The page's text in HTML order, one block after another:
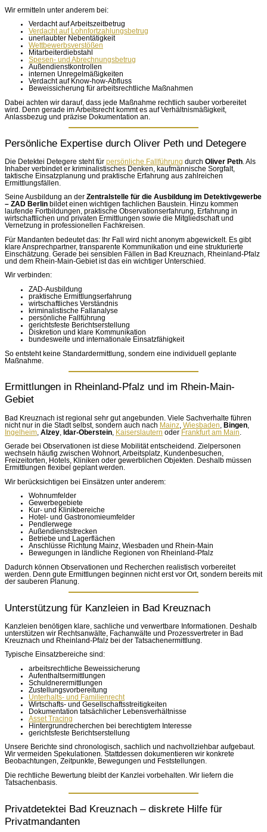
Wir ermitteln unter anderem bei:
Verdacht auf Arbeitszeitbetrug
Verdacht auf Lohnfortzahlungsbetrug
unerlaubter Nebentätigkeit
Wettbewerbsverstößen
Mitarbeiterdiebstahl
Spesen- und Abrechnungsbetrug
Außendienstkontrollen
internen Unregelmäßigkeiten
Verdacht auf Know-how-Abfluss
Beweissicherung für arbeitsrechtliche Maßnahmen
Dabei achten wir darauf, dass jede Maßnahme rechtlich sauber vorbereitet
wird. Denn gerade im Arbeitsrecht kommt es auf Verhältnismäßigkeit,
Anlassbezug und präzise Dokumentation an.
Persönliche Expertise durch Oliver Peth und Detegere
Die Detektei Detegere steht für persönliche Fallführung durch Oliver Peth . Als
Inhaber verbindet er kriminalistisches Denken, kaufmännische Sorgfalt,
taktische Einsatzplanung und praktische Erfahrung aus zahlreichen
Ermittlungsfällen.
Seine Ausbildung an der Zentralstelle für die Ausbildung im Detektivgewerbe
– ZAD Berlin bildet einen wichtigen fachlichen Baustein. Hinzu kommen
laufende Fortbildungen, praktische Observationserfahrung, Erfahrung in
wirtschaftlichen und privaten Ermittlungen sowie die Mitgliedschaft und
Vernetzung in professionellen Fachkreisen.
Für Mandanten bedeutet das: Ihr Fall wird nicht anonym abgewickelt. Es gibt
klare Ansprechpartner, transparente Kommunikation und eine strukturierte
Einschätzung. Gerade bei sensiblen Fällen in Bad Kreuznach, Rheinland-Pfalz
und dem Rhein-Main-Gebiet ist das ein wichtiger Unterschied.
Wir verbinden:
ZAD-Ausbildung
praktische Ermittlungserfahrung
wirtschaftliches Verständnis
kriminalistische Fallanalyse
persönliche Fallführung
gerichtsfeste Berichtserstellung
Diskretion und klare Kommunikation
bundesweite und internationale Einsatzfähigkeit
So entsteht keine Standardermittlung, sondern eine individuell geplante
Maßnahme.
Ermittlungen in Rheinland-Pfalz und im Rhein-Main-
Gebiet
Bad Kreuznach ist regional sehr gut angebunden. Viele Sachverhalte führen
nicht nur in die Stadt selbst, sondern auch nach Mainz Wiesbaden Bingen
Ingelheim Alzey Idar-Oberstein Kaiserslautern oder Frankfurt am Main
Gerade bei Observationen ist diese Mobilität entscheidend. Zielpersonen
wechseln häufig zwischen Wohnort, Arbeitsplatz, Kundenbesuchen,
Freizeitorten, Hotels, Kliniken oder gewerblichen Objekten. Deshalb müssen
Ermittlungen flexibel geplant werden.
Wir berücksichtigen bei Einsätzen unter anderem:
Wohnumfelder
Gewerbegebiete
Kur- und Klinikbereiche
Hotel- und Gastronomieumfelder
Pendlerwege
Außendienststrecken
Betriebe und Lagerflächen
Anschlüsse Richtung Mainz, Wiesbaden und Rhein-Main
Bewegungen in ländliche Regionen von Rheinland-Pfalz
Dadurch können Observationen und Recherchen realistisch vorbereitet
werden. Denn gute Ermittlungen beginnen nicht erst vor Ort, sondern bereits mit
der sauberen Planung.
Unterstützung für Kanzleien in Bad Kreuznach
Kanzleien benötigen klare, sachliche und verwertbare Informationen. Deshalb
unterstützen wir Rechtsanwälte, Fachanwälte und Prozessvertreter in Bad
Kreuznach und Rheinland-Pfalz bei der Tatsachenermittlung.
Typische Einsatzbereiche sind:
arbeitsrechtliche Beweissicherung
Aufenthaltsermittlungen
Schuldnerermittlungen
Zustellungsvorbereitung
Unterhalts- und Familienrecht
Wirtschafts- und Gesellschaftsstreitigkeiten
Dokumentation tatsächlicher Lebensverhältnisse
Asset Tracing
Hintergrundrecherchen bei berechtigtem Interesse
gerichtsfeste Berichtserstellung
Unsere Berichte sind chronologisch, sachlich und nachvollziehbar aufgebaut.
Wir vermeiden Spekulationen. Stattdessen dokumentieren wir konkrete
Beobachtungen, Zeitpunkte, Bewegungen und Feststellungen.
Die rechtliche Bewertung bleibt der Kanzlei vorbehalten. Wir liefern die
Tatsachenbasis.
Privatdetektei Bad Kreuznach – diskrete Hilfe für
Privatmandanten